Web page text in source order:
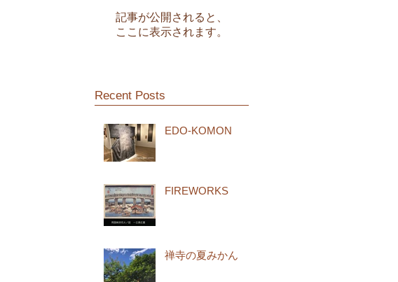
記事が公開されると、
ここに表示されます。
Recent Posts
EDO-KOMON
FIREWORKS
禅寺の夏みかん